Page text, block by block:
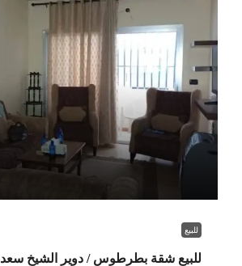
للبيع
للبيع شقة بطرطوس / دوير الشيخ سعد